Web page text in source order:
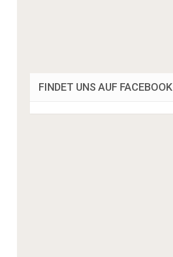
FINDET UNS AUF FACEBOOK